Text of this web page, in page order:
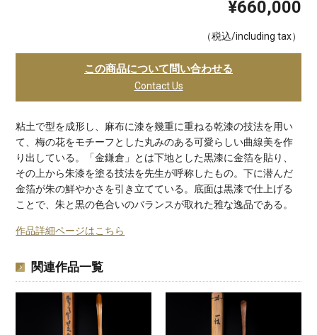
¥660,000
（税込/including tax）
この商品について問い合わせる
Contact Us
粘土で型を成形し、麻布に漆を幾重に重ねる乾漆の技法を用い
て、梅の花をモチーフとした丸みのある可愛らしい曲線美を作
り出している。「金鎌倉」とは下地とした黒漆に金箔を貼り、
その上から朱漆を塗る技法を先生が呼称したもの。下に潜んだ
金箔が朱の鮮やかさを引き立てている。底面は黒漆で仕上げる
ことで、朱と黒の色合いのバランスが取れた雅な逸品である。
作品詳細ページはこちら
関連作品一覧